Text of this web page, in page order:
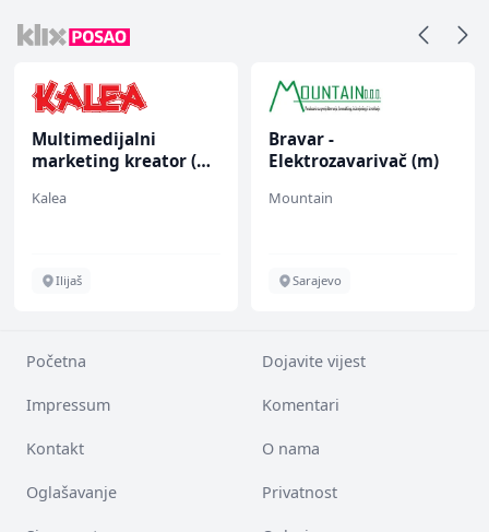
Multimedijalni
marketing kreator (m/
Kalea
Ilijaš
Bravar -
Elektrozavarivač (m)
Mountain
Sarajevo
Početna Dojavite vijest
Impressum Komentari
Kontakt O nama
Oglašavanje Privatnost